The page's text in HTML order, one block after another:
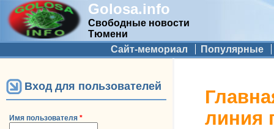
Golosa.info
Свободные новости
Тюмени
Дополнительное меню
Сайт-мемориал Популярные
Вход для пользователей
Имя пользователя *
Вы здесь
линия